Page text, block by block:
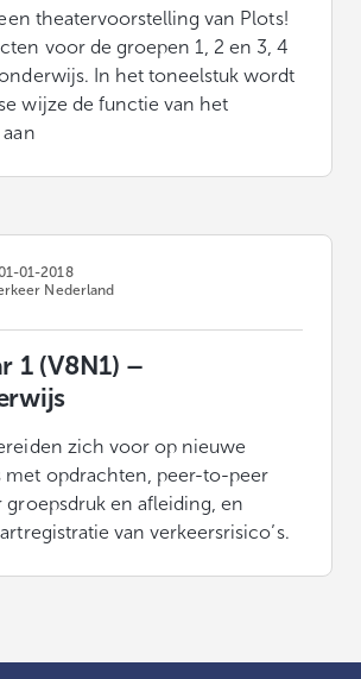
theatervoorstelling van Plots!
voor de groepen 1, 2 en 3, 4
In het toneelstuk wordt
wijze de functie van het
01-2018
Nederland
1 (V8N1) –
zich voor op nieuwe
met opdrachten, peer-to-peer
groepsdruk en afleiding, en
van verkeersrisico’s.